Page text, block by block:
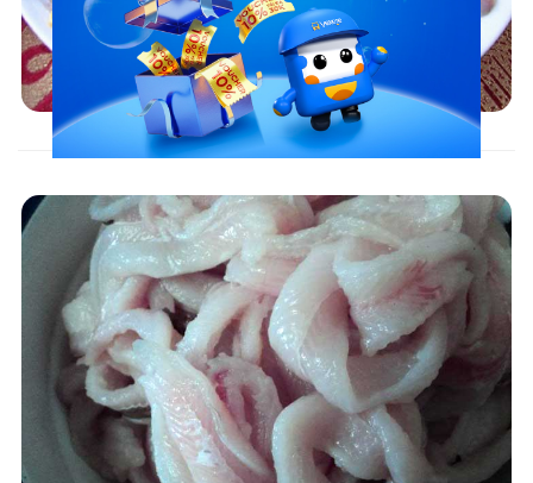
Món ngon Ninh Bình: Gỏi cá nhệch